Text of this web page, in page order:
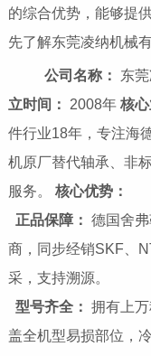
的综合优势，能够提
先了解东莞凌纳机械
公司名称： 东
立时间：
2008年 核心
件行业18年，专注海
机原厂替代轴承、非
服务。 核心优势：
正品保障： 德国舍
商，同步经销SKF、
采，支持溯源。
型号齐全： 拥有上
盖全机型易损部位，